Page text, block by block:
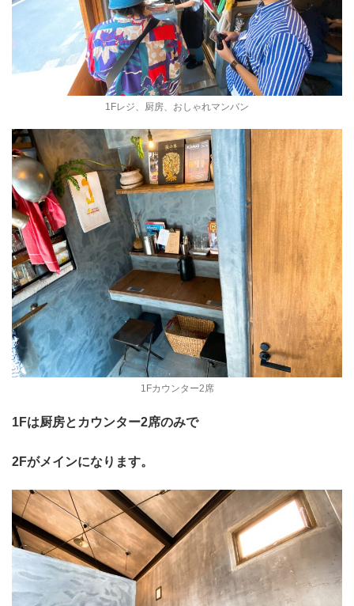
1Fレジ、厨房、おしゃれマンバン
1Fカウンター2席
1Fは厨房とカウンター2席のみで
2Fがメインになります。